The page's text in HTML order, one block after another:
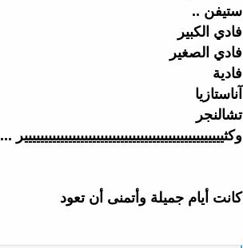
ستيفن ..
فادي الكبير
فادي الصغير
فادية
آناستازيا
تشالنجر
وكثيييييييييييييييييييييييييييييييييييييييييييييييييير ...
كانت أيام جميلة وأتمنى أن تعود